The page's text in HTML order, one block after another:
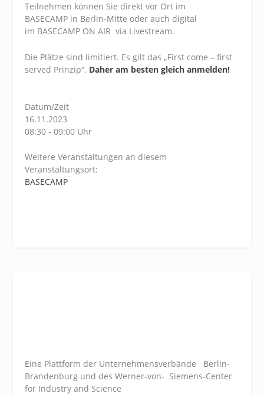
Teilnehmen können Sie direkt vor Ort im
BASECAMP in Berlin-Mitte oder auch digital
im BASECAMP ON AIR via Livestream.
Die Plätze sind limitiert. Es gilt das „First come – first
served Prinzip“. Daher am besten gleich anmelden!
Datum/Zeit
16.11.2023
08:30 - 09:00 Uhr
Weitere Veranstaltungen an diesem
Veranstaltungsort:
BASECAMP
Eine Plattform der Unternehmensverbände Berlin-
Brandenburg und des Werner-von- Siemens-Center
for Industry and Science